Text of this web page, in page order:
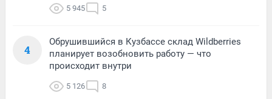
5 945 5
4
Обрушившийся в Кузбассе склад Wildberries
планирует возобновить работу — что
происходит внутри
5 126 8